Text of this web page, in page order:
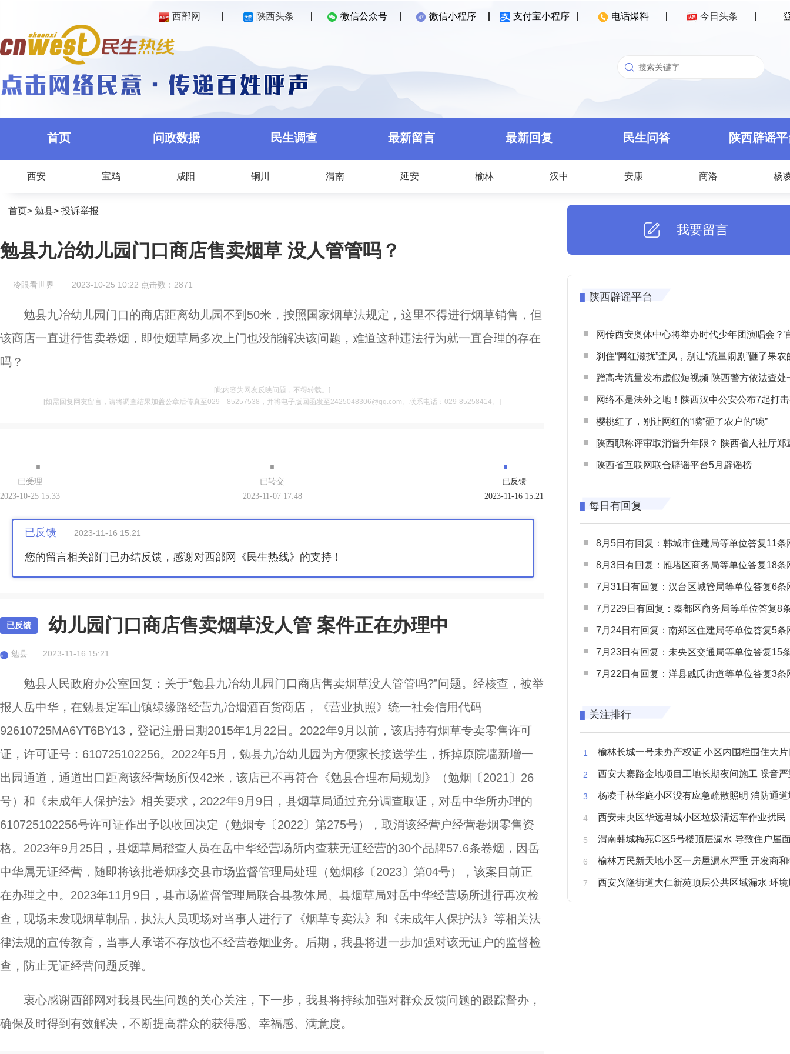
西部网 陕西头条 微信公众号 微信小程序 支付宝小程序 电话爆料 今日头条
首页 问政数据 民生调查 最新留言 最新回复 民生问答 陕西辟谣
西安 宝鸡 咸阳 铜川 渭南 延安 榆林 汉中 安康 商洛 杨
首页> 勉县> 投诉举报
勉县九冶幼儿园门口商店售卖烟草 没人管管吗？
冷眼看世界 2023-10-25 10:22 点击数： 2871
勉县九冶幼儿园门口的商店距离幼儿园不到50米，按照国家烟草法规定，这里不得进行烟草销售，但
该商店一直进行售卖卷烟，即使烟草局多次上门也没能解决该问题，难道这种违法行为就一直合理的存在
吗？
[此内容为网友反映问题，不得转载。]
[如需回复网友留言，请将调查结果加盖公章后传真至029—85257538，并将电子版回函发至2425048306@qq.com。联系电话：029-85258414。]
· · ·
已受理
2023-10-25 15:33
已转交
2023-11-07 17:48
已反馈
2023-11-16 15:21
已反馈 2023-11-16 15:21
您的留言相关部门已办结反馈，感谢对西部网《民生热线》的支持！
已反馈 幼儿园门口商店售卖烟草没人管 案件正在办理中
勉 勉县 2023-11-16 15:21
勉县人民政府办公室回复：关于“勉县九冶幼儿园门口商店售卖烟草没人管管吗?”问题。经核查，被举
报人岳中华，在勉县定军山镇绿缘路经营九冶烟酒百货商店，《营业执照》统一社会信用代码
92610725MA6YT6BY13，登记注册日期2015年1月22日。2022年9月以前，该店持有烟草专卖零售许可
证，许可证号：610725102256。2022年5月，勉县九冶幼儿园为方便家长接送学生，拆掉原院墙新增一
出园通道，通道出口距离该经营场所仅42米，该店已不再符合《勉县合理布局规划》（勉烟〔2021〕26
号）和《未成年人保护法》相关要求，2022年9月9日，县烟草局通过充分调查取证，对岳中华所办理的
610725102256号许可证作出予以收回决定（勉烟专〔2022〕第275号），取消该经营户经营卷烟零售资
格。2023年9月25日，县烟草局稽查人员在岳中华经营场所内查获无证经营的30个品牌57.6条卷烟，因岳
中华属无证经营，随即将该批卷烟移交县市场监督管理局处理（勉烟移〔2023〕第04号），该案目前正
在办理之中。2023年11月9日，县市场监督管理局联合县教体局、县烟草局对岳中华经营场所进行再次检
查，现场未发现烟草制品，执法人员现场对当事人进行了《烟草专卖法》和《未成年人保护法》等相关法
律法规的宣传教育，当事人承诺不存放也不经营卷烟业务。后期，我县将进一步加强对该无证户的监督检
查，防止无证经营问题反弹。
衷心感谢西部网对我县民生问题的关心关注，下一步，我县将持续加强对群众反馈问题的跟踪督办，
确保及时得到有效解决，不断提高群众的获得感、幸福感、满意度。
我要留言
陕西辟谣平台
网传西安奥体中心将举办时代少年团演唱会？官方回应：纯
刹住“网红滋扰”歪风，别让“流量闹剧”砸了果农
蹭高考流量发布虚假短视频 陕西警方依法查处一起涉高考网络
网络不是法外之地！陕西汉中公安公布7起打击整治网谣网暴典型
樱桃红了，别让网红的“嘴”砸了农户的“碗”
陕西职称评审取消晋升年限？ 陕西省人社厅郑重声明 谨防职称评审不实言
陕西省互联网联合辟谣平台5月辟谣榜
每日有回复
8月5日有回复：韩城市住建局等单位答复11条网民
8月3日有回复：雁塔区商务局等单位答复18条网民
7月31日有回复：汉台区城管局等单位答复6条网民
7月229日有回复：秦都区商务局等单位答复8条网民
7月24日有回复：南郑区住建局等单位答复5条网民
7月23日有回复：未央区交通局等单位答复15条网民
7月22日有回复：洋县戚氏街道等单位答复3条网民
关注排行
榆林长城一号未办产权证 小区内围栏围住大片闲置
西安大寨路金地项目工地长期夜间施工 噪音严重
杨凌千林华庭小区没有应急疏散照明 消防通
西安未央区华远君城小区垃圾清运车作业扰民
渭南韩城梅苑C区5号楼顶层漏水 导致住户屋面被
榆林万民新天地小区一房屋漏水严重 开发商和物业不予
西安兴隆街道大仁新苑顶层公共区域漏水 环